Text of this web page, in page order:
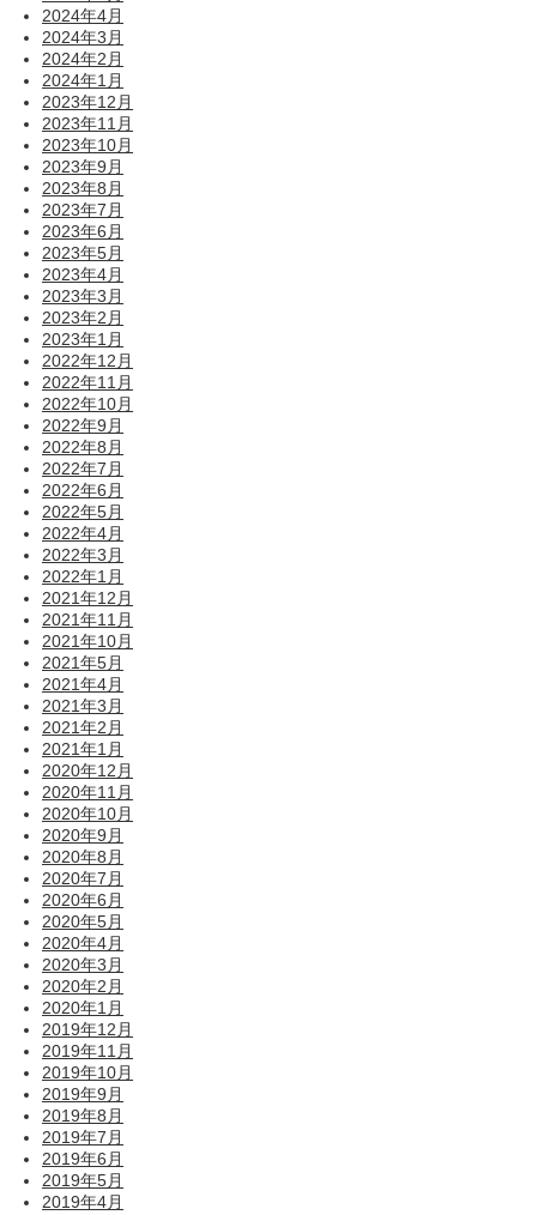
2024年4月
2024年3月
2024年2月
2024年1月
2023年12月
2023年11月
2023年10月
2023年9月
2023年8月
2023年7月
2023年6月
2023年5月
2023年4月
2023年3月
2023年2月
2023年1月
2022年12月
2022年11月
2022年10月
2022年9月
2022年8月
2022年7月
2022年6月
2022年5月
2022年4月
2022年3月
2022年1月
2021年12月
2021年11月
2021年10月
2021年5月
2021年4月
2021年3月
2021年2月
2021年1月
2020年12月
2020年11月
2020年10月
2020年9月
2020年8月
2020年7月
2020年6月
2020年5月
2020年4月
2020年3月
2020年2月
2020年1月
2019年12月
2019年11月
2019年10月
2019年9月
2019年8月
2019年7月
2019年6月
2019年5月
2019年4月